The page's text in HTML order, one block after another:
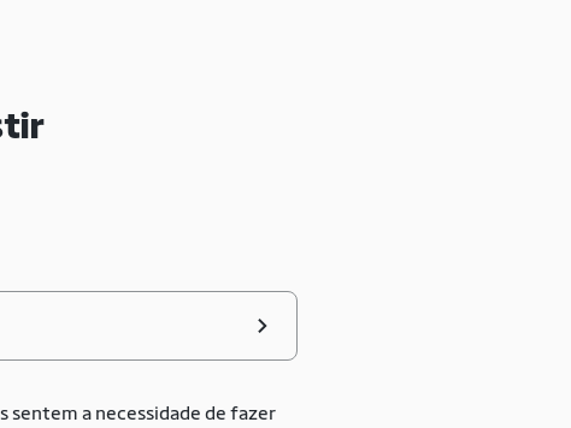
sentem a necessidade de fazer